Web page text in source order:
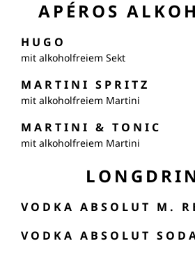
APÉROS
HUGO
mit alkoholfreiem Sekt
MARTINI SPRITZ
mit alkoholfreiem Martini
MARTINI & TONIC
mit alkoholfreiem Martini
VODKA ABSOLUT M.
VODKA ABSOLUT